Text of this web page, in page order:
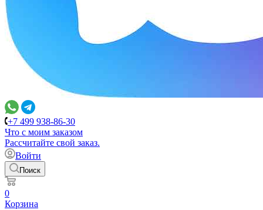
+7 499 938-86-30
Что с моим заказом
Расcчитайте свой заказ.
Войти
Поиск
0
Корзина